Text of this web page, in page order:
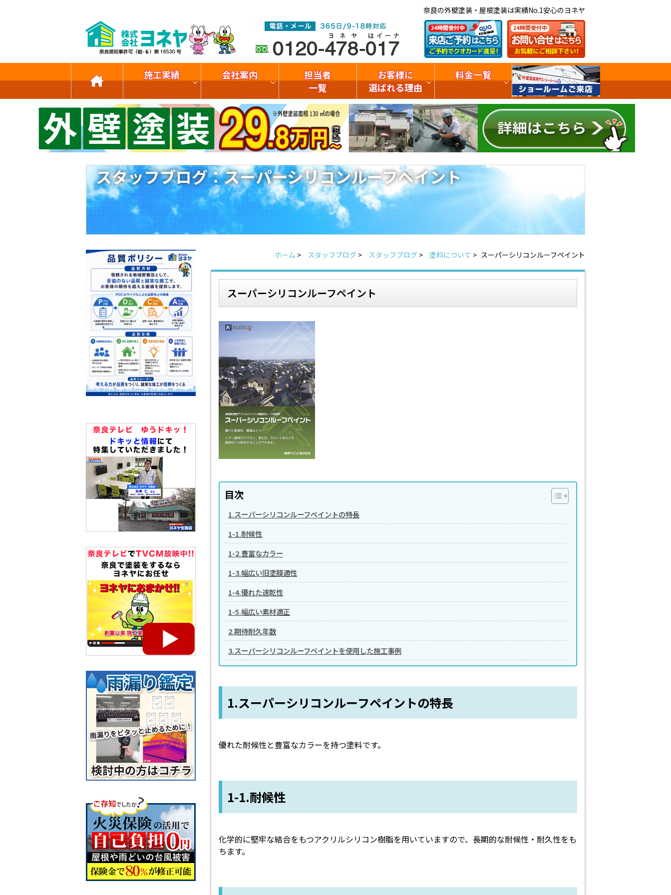
奈良の外壁塗装・屋根塗装は実績No.1安心のヨネヤ
施工実績 会社案内
担当者
一覧
お客様に
選ばれる理由
料金一覧
スタッフブログ：スーパーシリコンルーフペイント
ホーム > スタッフブログ > スタッフブログ > 塗料について > スーパーシリコンルーフペイント
スーパーシリコンルーフペイント
目次
1.スーパーシリコンルーフペイントの特長
1-1.耐候性
1-2.豊富なカラー
1-3.幅広い旧塗膜適性
1-4.優れた速乾性
1-5.幅広い素材適正
2.期待耐久年数
3.スーパーシリコンルーフペイントを使用した施工事例
1.スーパーシリコンルーフペイントの特長
優れた耐候性と豊富なカラーを持つ塗料です。
1-1.耐候性
化学的に堅牢な結合をもつアクリルシリコン樹脂を用いていますので、長期的な耐候性・耐久性をも
ちます。